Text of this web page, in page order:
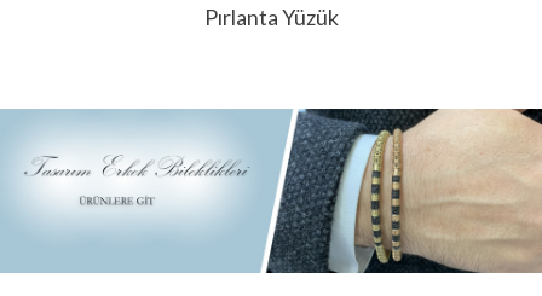
Pırlanta Yüzük